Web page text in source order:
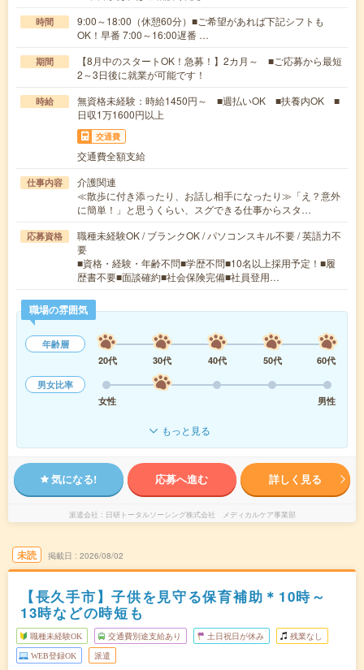
時間
9:00～18:00（休憩60分）■ご希望があれば下記シフトも
OK！早番 7:00～16:00遅番 …
期間
【8月中のスタートOK！急募！】2カ月～ ■ご応募から最短
2～3日後に就業が可能です！
時給
無資格未経験：時給1450円～ ■週払いOK ■扶養内OK ■
日収1万1600円以上
交通費
交通費全額支給
仕事内容
介護関連
≪散歩に付き添ったり、お話し相手になったり≫「え？意外
に簡単！」と思うくらい、スグできる仕事からスタ…
応募資格
職種未経験OK / ブランクOK / パソコンスキル不要 / 英語力不
要
■資格・経験・年齢不問■学歴不問■10名以上採用予定！■履
歴書不要■面談確約■社会保険完備■社員登用…
職場の雰囲気
年齢層
20代
30代 40代 50代
60代
男女比率
女性
男性
もっと見る
気になる! 応募へ進む 詳しく見る
派遣会社 日研トータルソーシング株式会社 メディカルケア事業部
未読 掲載日 2026/08/02
【長久手市】子供を見守る保育補助＊10時～
13時などの時短も
職種未経験OK 交通費別途支給あり 土日祝日が休み 残業なし
WEB登録OK 派遣